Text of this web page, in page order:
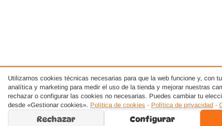
Utilizamos cookies técnicas necesarias para que la web funcione y, con
analítica y marketing para medir el uso de la tienda y mejorar nuestras
rechazar o configurar las cookies no necesarias. Puedes cambiar tu
desde «Gestionar cookies». Política de cookies · Política de privacidad ·
Rechazar Configurar